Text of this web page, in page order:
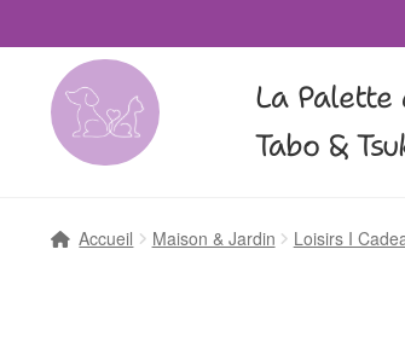
La Palette
Tabo &
Accueil Maison & Jardin Loisirs I